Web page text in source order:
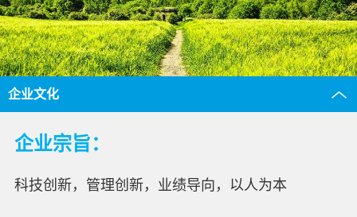
企业文化
企业宗旨：
科技创新，管理创新，业绩导向，以人为本